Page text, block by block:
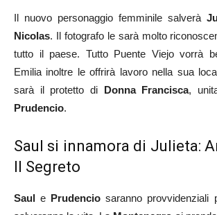
Il nuovo personaggio femminile salverà
Nicolas. Il fotografo le sarà molto
tutto il paese. Tutto Puente Viejo vorrà
Emilia inoltre le offrirà lavoro nella sua
sarà il protetto di Donna Francisca,
Prudencio.
Saul si innamora di Julieta:
Il Segreto
Saul e Prudencio saranno provvidenziali